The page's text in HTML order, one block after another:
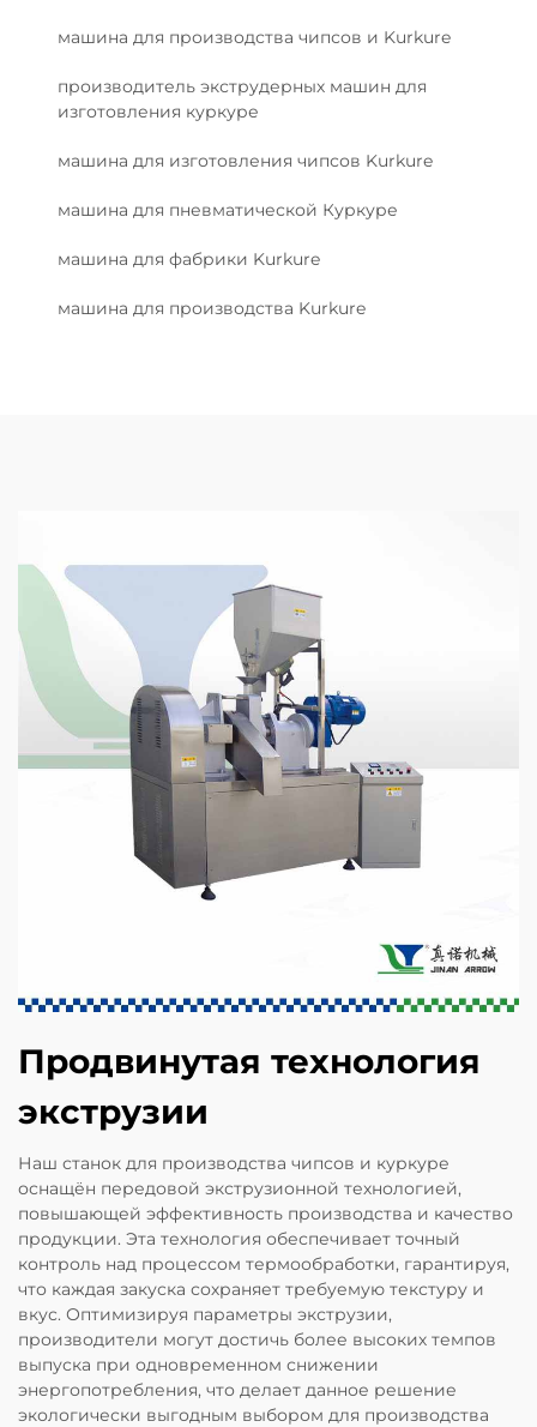
машина для производства чипсов и Kurkure
производитель экструдерных машин для
изготовления куркуре
машина для изготовления чипсов Kurkure
машина для пневматической Куркуре
машина для фабрики Kurkure
машина для производства Kurkure
Продвинутая технология
экструзии
Наш станок для производства чипсов и куркуре
оснащён передовой экструзионной технологией,
повышающей эффективность производства и качество
продукции. Эта технология обеспечивает точный
контроль над процессом термообработки, гарантируя,
что каждая закуска сохраняет требуемую текстуру и
вкус. Оптимизируя параметры экструзии,
производители могут достичь более высоких темпов
выпуска при одновременном снижении
энергопотребления, что делает данное решение
экологически выгодным выбором для производства